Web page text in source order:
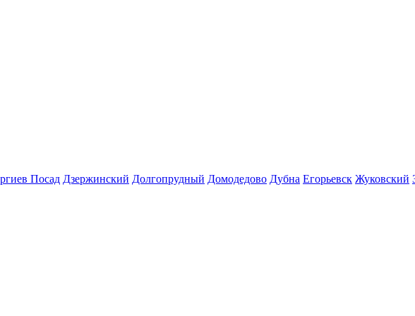
Посад Дзержинский Долгопрудный Домодедово Дубна Егорьевск Жуковский